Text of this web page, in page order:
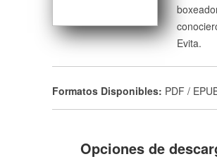
Evita.
Formatos Disponibles: PDF /
Opciones de